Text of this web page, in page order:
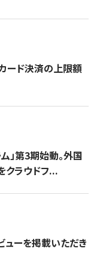
ード決済の上限額
」第3期始動。外国
クラウドフ...
ューを掲載いただき